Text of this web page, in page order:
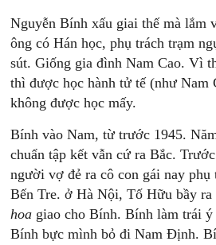
Nguyễn Bính xấu giai thế mà lắm
ông có Hán học, phụ trách trạm
sút. Giống gia đình Nam Cao. Vì
thì được học hành tử tế (như Nam
không được học mấy.
Bính vào Nam, từ trước 1945.
chuẩn tập kết vẫn cứ ra Bắc.
người vợ đẻ ra cô con gái nay phụ
Bến Tre. ở Hà Nội, Tố Hữu bầy ra
hoa giao cho Bính. Bính làm trái
Bính bực mình bỏ đi Nam Định.